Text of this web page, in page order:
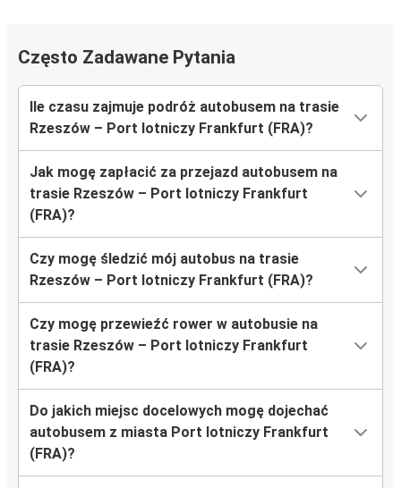
Często Zadawane Pytania
Ile czasu zajmuje podróż autobusem na trasie
Rzeszów – Port lotniczy Frankfurt (FRA)?
Jak mogę zapłacić za przejazd autobusem na
trasie Rzeszów – Port lotniczy Frankfurt
(FRA)?
Czy mogę śledzić mój autobus na trasie
Rzeszów – Port lotniczy Frankfurt (FRA)?
Czy mogę przewieźć rower w autobusie na
trasie Rzeszów – Port lotniczy Frankfurt
(FRA)?
Do jakich miejsc docelowych mogę dojechać
autobusem z miasta Port lotniczy Frankfurt
(FRA)?